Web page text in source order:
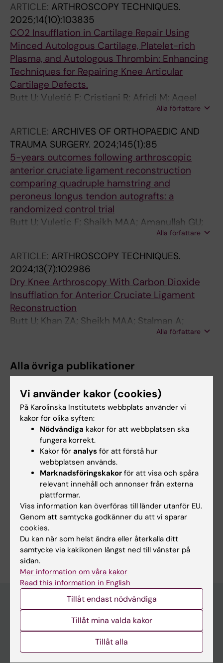
ARTICLE: ARTHROSCOPY TECHNIQUES.
2025;14(10):103835
CO2 Insufflation in Cartilage Repair Using
Minced Autologous Cartilage, Platelet-rich
Plasma, and Autologous Thrombin: Enhancing
Techniques for Repairing Knee Articular
Cartilage Defects.
Butt U; Vuletić F; Cristiani R; Afridi M; Aqeel
Alla författare
ARTICLE: ARCHIVES OF ORTHOPAEDIC AND
TRAUMA SURGERY. 2024;145(1):85
5-years outcomes following arthroscopic
anterior cruciate ligament reconstruction
comparing quadruple hamstring and
peroneus longus tendon autografts: a
randomized control trial
Butt U; Vuletic F; Shaikh MAA; Amanullah GU;
Rehman GU; Shah IA; Stalman A; Khan ZA
Alla författare
ARTICLE: ARTHROSCOPY TECHNIQUES.
2024;13(7):102986
Dry Knee Arthroscopy With Carbon Dioxide
Insufflation for Anterior Cruciate Ligament
Reconstruction
Butt U; Khan ZA; Sheikh MAA; Stalman A;
Alla författare
Alla övriga publikationer
REVIEW:JOURNAL OF ISAKOS.2026;18:101094
Ten-year risk of graft re-rupture and
contralateral anterior cruciate ligament injury
after primary anterior cruciate ligament
reconstruction: A systematic review and
meta-analysis
Khan ZA; Stalman A; Impieri L; Butt U; Vuletic F
Forskningsområden:
Ortopedi
Är du Filip Vuletic?
Redigera din profil
Forskarutbildning
Vi använder kakor (cookies)
På Karolinska Institutets webbplats använder vi
kakor för olika syften:
Nödvändiga kakor för att webbplatsen ska
fungera korrekt.
Kakor för analys för att förstå hur
webbplatsen används.
Marknadsföringskakor för att visa och spåra
relevant innehåll och annonser från externa
plattformar.
Viss information kan överföras till länder utanför EU.
Genom att samtycka godkänner du att vi sparar
cookies.
Du kan när som helst ändra eller återkalla ditt
samtycke via kakikonen längst ned till vänster på
sidan.
Mer information om våra kakor
Read this information in English
Tillåt endast nödvändiga
Tillåt mina valda kakor
Tillåt alla